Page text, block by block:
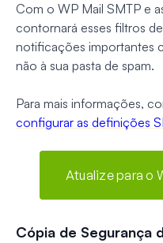
Com o WP Mail SMTP e
contornará esses filtros
notificações importantes
não à sua pasta de spam.
Para mais informações,
configurar as definições
Atualize para o
Cópia de Segurança